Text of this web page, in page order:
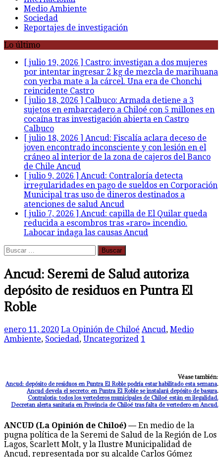
Medio Ambiente
Sociedad
Reportajes de investigación
Lo último
[ julio 19, 2026 ] Castro: investigan a dos mujeres
por intentar ingresar 2 kg de mezcla de marihuana
con yerba mate a la cárcel. Una era de Chonchi
reincidente Castro
[ julio 18, 2026 ] Calbuco: Armada detiene a 3
sujetos en embarcadero a Chiloé con 5 millones en
cocaína tras investigación abierta en Castro
Calbuco
[ julio 18, 2026 ] Ancud: Fiscalía aclara deceso de
joven encontrado inconsciente y con lesión en el
cráneo al interior de la zona de cajeros del Banco
de Chile Ancud
[ julio 9, 2026 ] Ancud: Contraloría detecta
irregularidades en pago de sueldos en Corporación
Municipal tras uso de dineros destinados a
atenciones de salud Ancud
[ julio 7, 2026 ] Ancud: capilla de El Quilar queda
reducida a escombros tras «raro» incendio.
Labocar indaga las causas Ancud
Buscar:
Ancud: Seremi de Salud autoriza
depósito de residuos en Puntra El
Roble
enero 11, 2020 La Opinión de Chiloé Ancud, Medio
Ambiente, Sociedad, Uncategorized 1
Véase también:
Ancud: depósito de residuos en Puntra El Roble podría estar habilitado esta semana.
Ancud devela el secreto: en Puntra El Roble se instalará depósito de basura.
Contraloría: todos los vertederos municipales de Chiloé están en ilegalidad.
Decretan alerta sanitaria en Provincia de Chiloé tras falta de vertedero en Ancud.
ANCUD (La Opinión de Chiloé) — En medio de la
pugna política de la Seremi de Salud de la Región de Los
Lagos, Scarlett Molt, y la Ilustre Municipalidad de
Ancud, representada por su alcalde Carlos Gómez